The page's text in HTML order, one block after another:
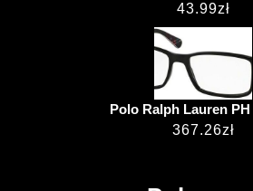
43.99zł
Polo Ralph Lauren PH
367.26zł